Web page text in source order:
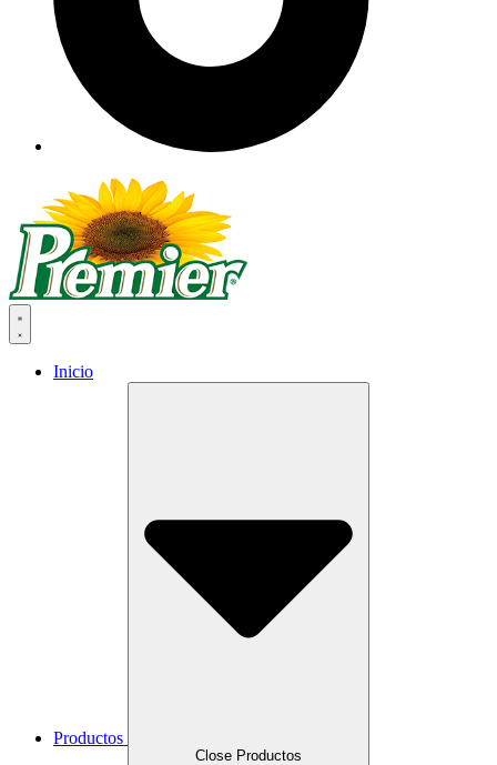
Inicio
Productos
Close Productos